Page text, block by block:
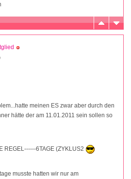
meinen ES zwar aber durch den
hätte der am 11.01.2011 sein sollen so
REGEL------6TAGE (ZYKLUS2
musste hatten wir nur am